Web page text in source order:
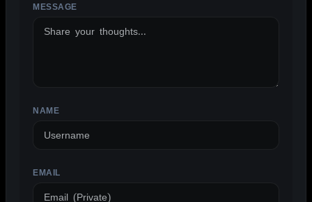
MESSAGE
NAME
EMAIL
ALTERNATIVE: